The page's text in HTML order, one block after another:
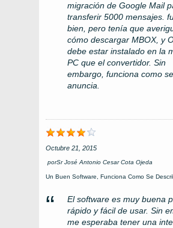
migración de Google Mail
transferir 5000 mensajes.
bien, pero tenía que
cómo descargar MBOX, y
debe estar instalado en la
PC que el convertidor. Sin
embargo, funciona como se
anuncia.
Octubre 21, 2015
porSr José Antonio Cesar Cota Ojeda
Un Buen Software, Funciona Como Se
El software es muy buena
rápido y fácil de usar. Sin
me esperaba tener una